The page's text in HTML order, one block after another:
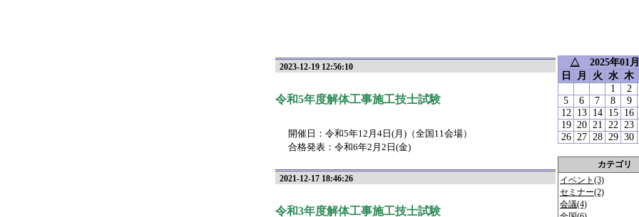
2023-12-19 12:56:10
令和5年度解体工事施工技士試験
開催日：令和5年12月4日(月)（全国11会場）
合格発表：令和6年2月2日(金)
2021-12-17 18:46:26
令和3年度解体工事施工技士試験
△ 2025年01
日
月 火 水 木
1
2
5
6 7 8 9
12
13 14 15 16
19 20 21 22 23
26 27 28 29 30
カテゴリ
イベント(3)
セミナー(2)
会議(4)